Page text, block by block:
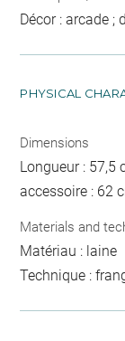
Décor : arcade ;
PHYSICAL
Dimensions
Longueur : 57,5
accessoire : 62
Materials and
Matériau : laine
Technique :